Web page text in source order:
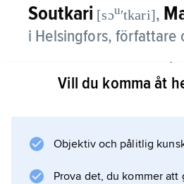
Soutkari [sɔuʹtkari],
i Helsingfors, författare
Martti Soutkari kom som
Han var en av
, som förespråkade en ny
Vill du komma åt
Objektiv och pålitlig
Prova det, du kommer att